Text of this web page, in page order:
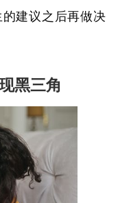
建议之后再做决
黑三角